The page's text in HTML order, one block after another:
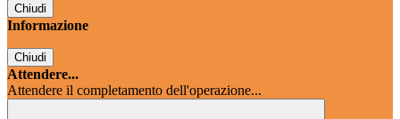
Chiudi
Informazione
Chiudi
Attendere...
Attendere il completamento dell'operazione...